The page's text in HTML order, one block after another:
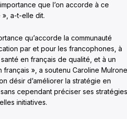
que l’on accorde à ce
», a-t-elle dit.
qu’accorde la communauté
par et pour les francophones, à
en français de qualité, et à un
français », a soutenu Caroline
désir d’améliorer la stratégie en
cependant préciser ses stratégies
initiatives.